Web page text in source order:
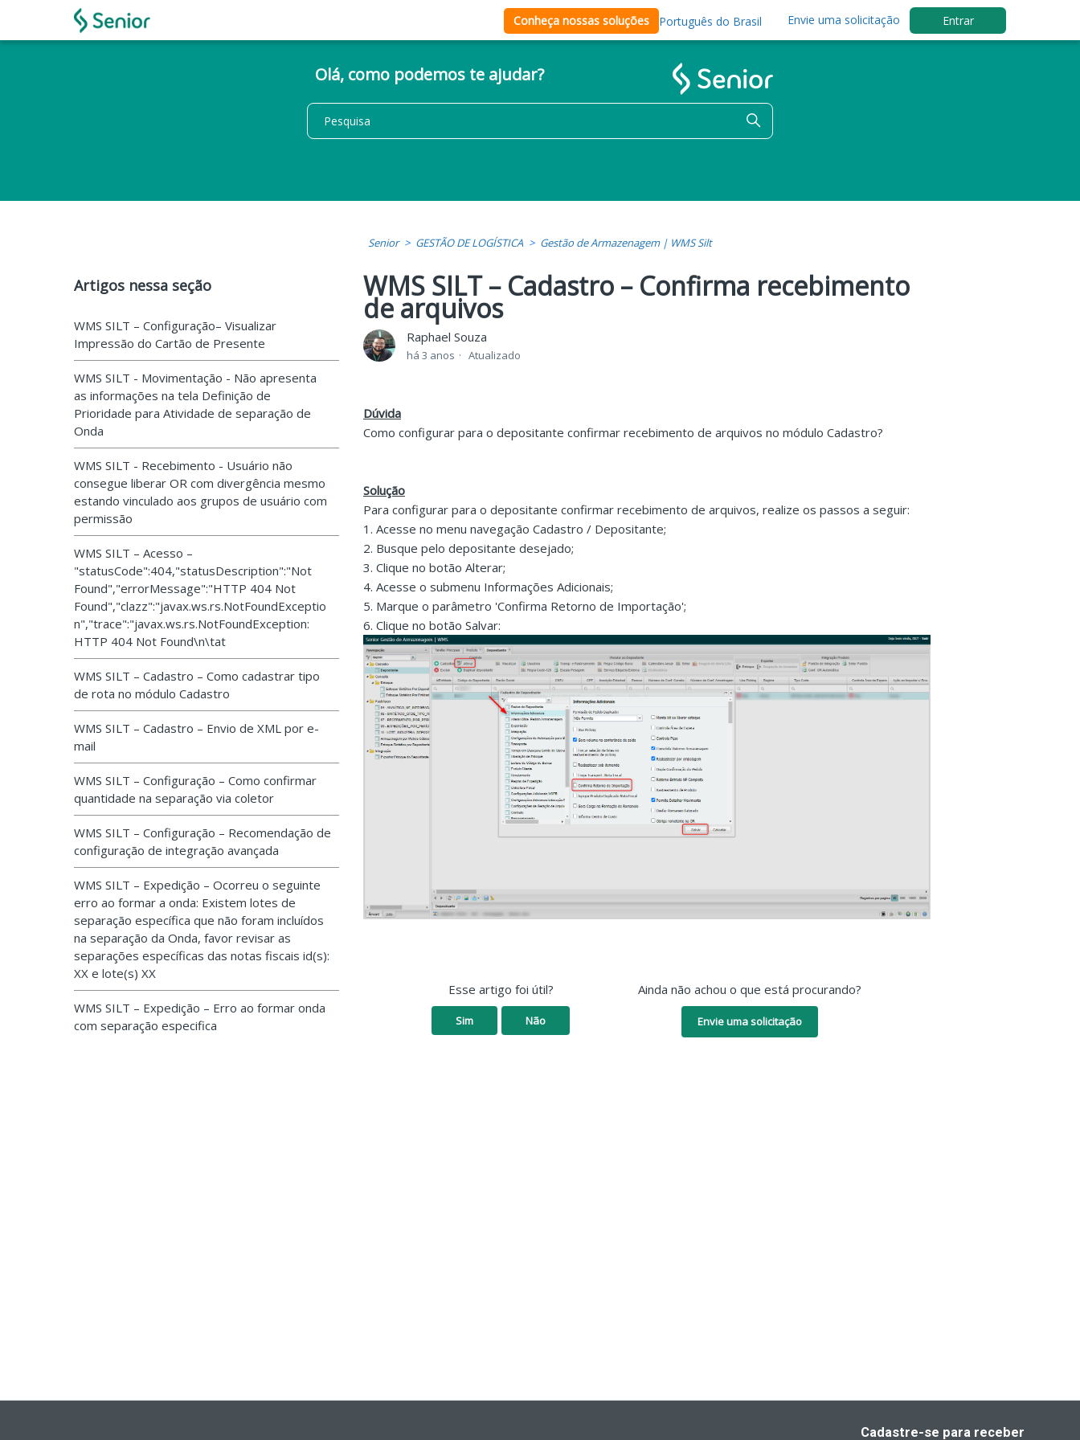
Conheça nossas soluções Português do Brasil Envie uma solicitação Entrar
Olá, como podemos te ajudar?
Senior GESTÃO DE LOGÍSTICA Gestão de Armazenagem | WMS Silt
Artigos nessa seção
WMS SILT – Configuração– Visualizar
Impressão do Cartão de Presente
WMS SILT - Movimentação - Não apresenta
as informações na tela Definição de
Prioridade para Atividade de separação de
Onda
WMS SILT - Recebimento - Usuário não
consegue liberar OR com divergência mesmo
estando vinculado aos grupos de usuário com
permissão
WMS SILT – Acesso –
"statusCode":404,"statusDescription":"Not
Found","errorMessage":"HTTP 404 Not
Found","clazz":"javax.ws.rs.NotFoundExceptio
n","trace":"javax.ws.rs.NotFoundException:
HTTP 404 Not Found\n\tat
WMS SILT – Cadastro – Como cadastrar tipo
de rota no módulo Cadastro
WMS SILT – Cadastro – Envio de XML por e-
mail
WMS SILT – Configuração – Como confirmar
quantidade na separação via coletor
WMS SILT – Configuração – Recomendação de
configuração de integração avançada
WMS SILT – Expedição – Ocorreu o seguinte
erro ao formar a onda: Existem lotes de
separação específica que não foram incluídos
na separação da Onda, favor revisar as
separações específicas das notas fiscais id(s):
XX e lote(s) XX
WMS SILT – Expedição – Erro ao formar onda
com separação especifica
WMS SILT – Cadastro – Confirma recebimento
de arquivos
Raphael Souza
há 3 anos Atualizado
Dúvida
Como configurar para o depositante confirmar recebimento de arquivos no módulo Cadastro?
Solução
Para configurar para o depositante confirmar recebimento de arquivos, realize os passos a seguir:
1. Acesse no menu navegação Cadastro / Depositante;
2. Busque pelo depositante desejado;
3. Clique no botão Alterar;
4. Acesse o submenu Informações Adicionais;
5. Marque o parâmetro 'Confirma Retorno de Importação';
6. Clique no botão Salvar:
Esse artigo foi útil?
Sim Não
Ainda não achou o que está procurando?
Envie uma solicitação